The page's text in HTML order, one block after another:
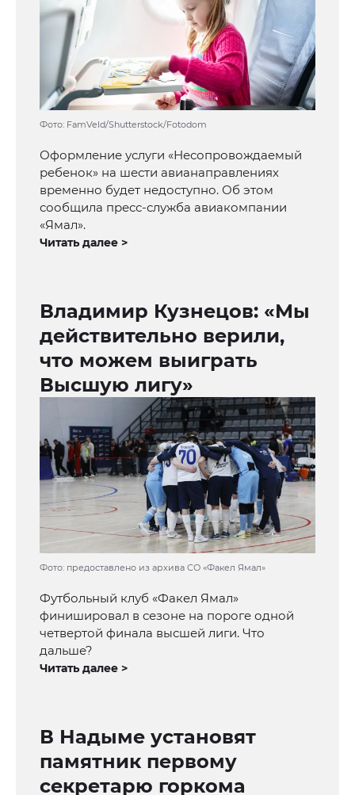
Фото: FamVeld/Shutterstock/Fotodom
Оформление услуги «Несопровождаемый
ребенок» на шести авианаправлениях
временно будет недоступно. Об этом
сообщила пресс-служба авиакомпании
«Ямал».
Читать далее >
Владимир Кузнецов: «Мы
действительно верили,
что можем выиграть
Высшую лигу»
Фото: предоставлено из архива СО «Факел Ямал»
Футбольный клуб «Факел Ямал»
финишировал в сезоне на пороге одной
четвертой финала высшей лиги. Что
дальше?
Читать далее >
В Надыме установят
памятник первому
секретарю горкома